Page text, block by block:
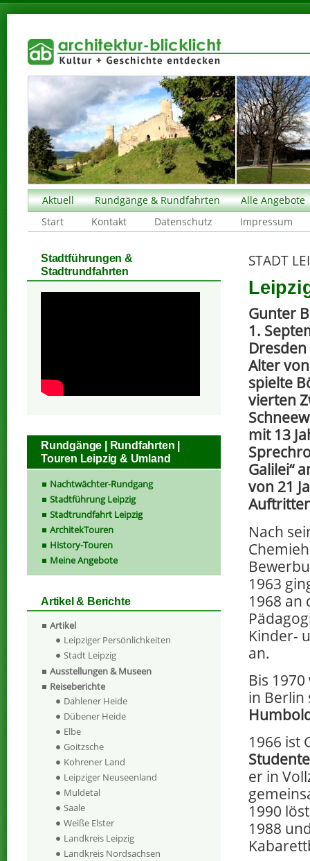
Aktuell Rundgänge & Rundfahrten
Alle Angebote
Start
Kontakt Datenschutz Impressum
STADT
Gunter
1.
Alter
spielte
vierten
mit 13
Galilei“
von 21
Nach
1963
1968 an
Kinder-
an.
Bis
in Berlin
1966 ist
er in
1990
1988
Stadtführungen &
Stadtrundfahrten
Rundgänge | Rundfahrten |
Touren Leipzig & Umland
Nachtwächter-Rundgang
Stadtführung Leipzig
Stadtrundfahrt Leipzig
ArchitekTouren
History-Touren
Meine Angebote
Artikel & Berichte
Artikel
Leipziger Persönlichkeiten
Stadt Leipzig
Ausstellungen & Museen
Reiseberichte
Dahlener Heide
Dübener Heide
Elbe
Goitzsche
Kohrener Land
Leipziger Neuseenland
Muldetal
Saale
Weiße Elster
Landkreis Leipzig
Landkreis Nordsachsen